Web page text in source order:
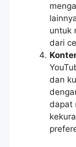
untuk
dari
dan
dapat